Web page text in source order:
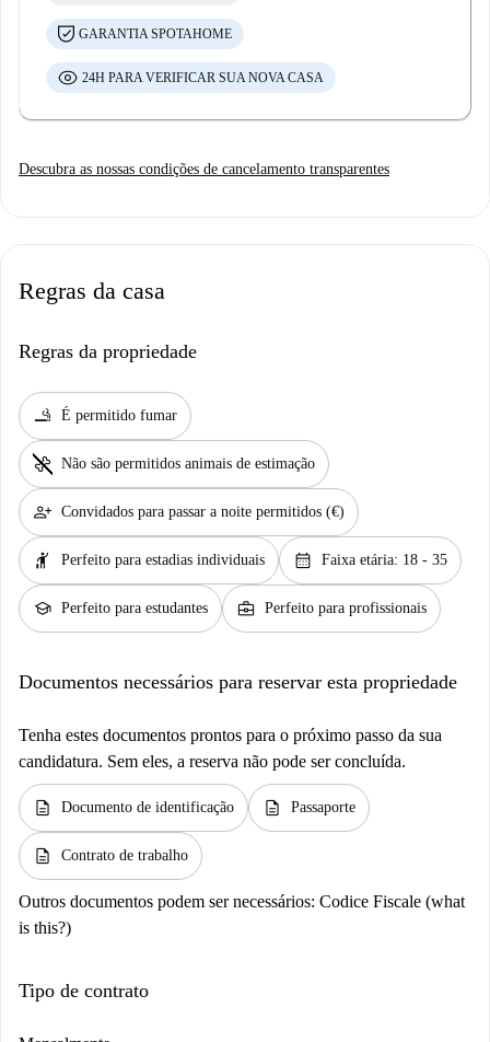
GARANTIA SPOTAHOME
24H PARA VERIFICAR SUA NOVA CASA
Descubra as nossas condições de cancelamento transparentes
Regras da casa
Regras da propriedade
smoking_rooms É permitido fumar
pet_supplies Não são permitidos animais de estimação
person_add Convidados para passar a noite permitidos (€)
hail Perfeito para estadias individuais calendar_month Faixa etária: 18 - 35
school Perfeito para estudantes business_center Perfeito para profissionais
Documentos necessários para reservar esta propriedade
Tenha estes documentos prontos para o próximo passo da sua
candidatura. Sem eles, a reserva não pode ser concluída.
description Documento de identificação description Passaporte
description Contrato de trabalho
Outros documentos podem ser necessários: Codice Fiscale (what
is this?)
Tipo de contrato